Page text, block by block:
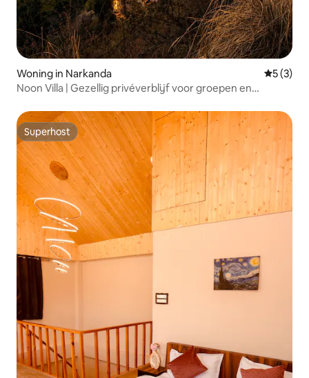
Woning in Narkanda
5 (3)
Noon Villa | Gezellig privéverblijf voor groepen en
Superhost
Superhost